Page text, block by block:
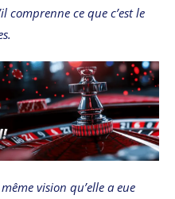
comprenne ce que c’est le
vision qu’elle a eue